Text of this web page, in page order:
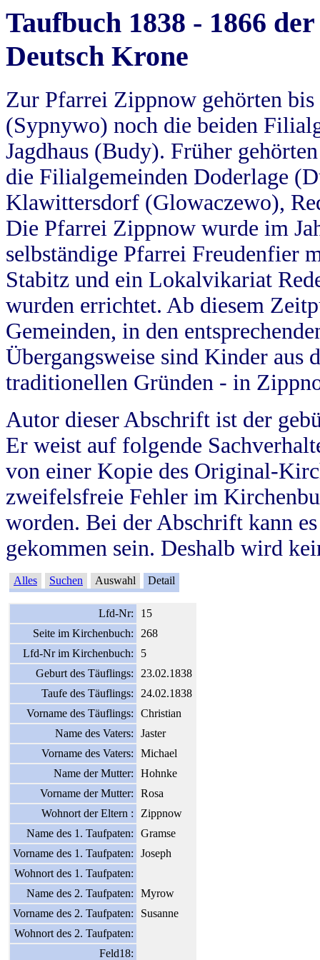
Taufbuch 1838 - 1866
Deutsch Krone
Zur Pfarrei Zippnow gehörten
(Sypnywo) noch die beiden
Jagdhaus (Budy). Früher
die Filialgemeinden Doderlage
Klawittersdorf (Glowaczewo),
Die Pfarrei Zippnow wurde im
selbständige Pfarrei Freudenfier
Stabitz und ein Lokalvikariat
wurden errichtet. Ab diesem
Gemeinden, in den
Übergangsweise sind Kinder aus
traditionellen Gründen - in
Autor dieser Abschrift ist der
Er weist auf folgende
von einer Kopie des Original-
zweifelsfreie Fehler im
worden. Bei der Abschrift kann
gekommen sein. Deshalb wird
Alles Suchen Auswahl Detail
Lfd-Nr:
15
Seite im Kirchenbuch:
268
Lfd-Nr im Kirchenbuch:
5
Geburt des Täuflings:
23.02.1838
Taufe des Täuflings:
24.02.1838
Vorname des Täuflings:
Christian
Name des Vaters:
Jaster
Vorname des Vaters:
Michael
Name der Mutter:
Hohnke
Vorname der Mutter:
Rosa
Wohnort der Eltern :
Zippnow
Name des 1. Taufpaten:
Gramse
Vorname des 1. Taufpaten:
Joseph
Wohnort des 1. Taufpaten:
Name des 2. Taufpaten:
Myrow
Vorname des 2. Taufpaten:
Susanne
Wohnort des 2. Taufpaten:
Feld18: